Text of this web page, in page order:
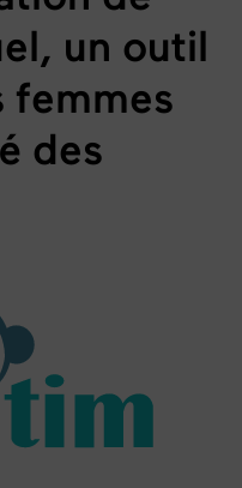
un outil
femmes
des